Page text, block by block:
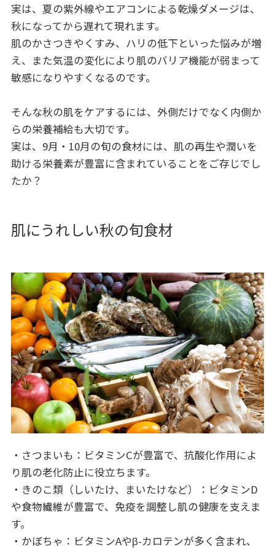
実は、夏の紫外線やエアコンによる乾燥ダメージは、
秋になってから遅れて現れます。
肌のかさつきやくすみ、ハリの低下といった悩みが増
え、また気温の変化により肌のバリア機能が弱まって
敏感になりやすくなるのです。
そんな秋の肌をケアするには、外側だけでなく内側か
らの栄養補給も大切です。
実は、9月・10月の旬の食材には、肌の再生や潤いを
助ける栄養素が豊富に含まれていることをご存じでし
たか？
肌にうれしい秋の旬食材
・さつまいも：ビタミンCが豊富で、抗酸化作用によ
り肌の老化防止に役立ちます。
・きのこ類（しいたけ、まいたけなど）：ビタミンD
や食物繊維が豊富で、免疫を調整し肌の健康を支えま
す。
・かぼちゃ：ビタミンAやβ-カロテンが多く含まれ、